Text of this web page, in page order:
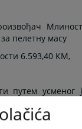
пелетну масу
6.593,40 КМ,
путем усменог
часова.